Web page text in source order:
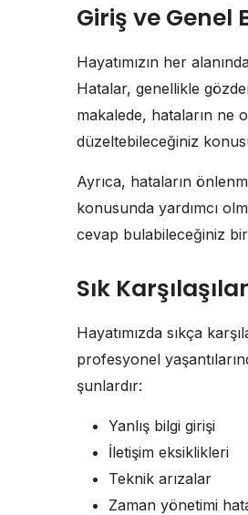
Giriş ve Genel
Hayatımızın her
Hatalar, genellikle
makalede, hataların ne
düzeltebileceğiniz
Ayrıca, hataların
konusunda yardımcı
cevap bulabileceğiniz
Sık
Hayatımızda sıkça
profesyonel
şunlardır:
Yanlış bilgi girişi
İletişim eksiklikleri
Teknik arızalar
Zaman yönetimi